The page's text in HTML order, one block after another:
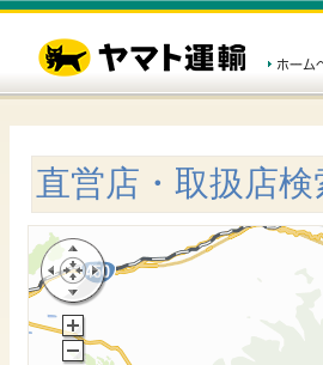
直営店・取扱店検